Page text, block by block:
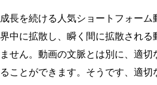
成長を続ける人気ショートフォー
界中に拡散し、瞬く間に拡散され
ません。動画の文脈とは別に、適
ることができます。そうです、適